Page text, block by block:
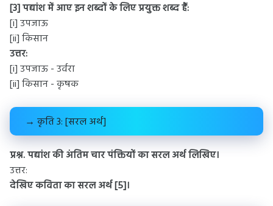
[3] पद्यांश में आए इन शब्दों के लिए प्रयुक्त शब्द हैं:
[i] उपजाऊ
[ii] किसान
उत्तर:
[i] उपजाऊ - उर्वरा
[ii] किसान - कृषक
→ कृति 3: [सरल अर्थ]
प्रश्न. पद्यांश की अंतिम चार पंक्तियों का सरल अर्थ लिखिए।
उत्तर:
देखिए कविता का सरल अर्थ [5]।